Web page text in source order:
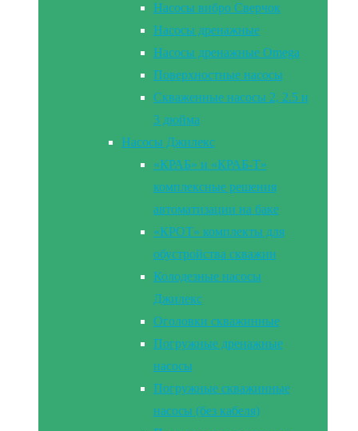
Насосы вибро Сверчок
Насосы дренажные
Насосы дренажные Omega
Поверхностные насосы
Скваженные насосы 2, 2.5 и
3 дюйма
Насосы Джилекс
«КРАБ» и «КРАБ-Т»
комплексные решения
автоматизации на баке
«КРОТ» комплекты для
обустройства скважин
Колодезные насосы
Джилекс
Оголовки скважинные
Погружные дренажные
насосы
Погружные скважинные
насосы (без кабеля)